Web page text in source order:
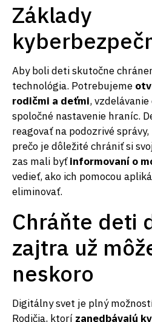
Základy
Aby boli deti skutočne
technológia. Potrebujeme
rodičmi a deťmi,
spoločné nastavenie hraníc.
reagovať na podozrivé
prečo je dôležité chrániť si
zas mali byťinformovaní o
vedieť, ako ich pomocou
eliminovať.
Chráňte deti
zajtra už
neskoro
Digitálny svet je plný
Rodičia, ktorí zanedbávajú